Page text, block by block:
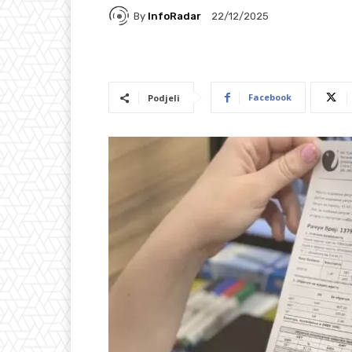
By InfoRadar 22/12/2025
Podjeli Facebook